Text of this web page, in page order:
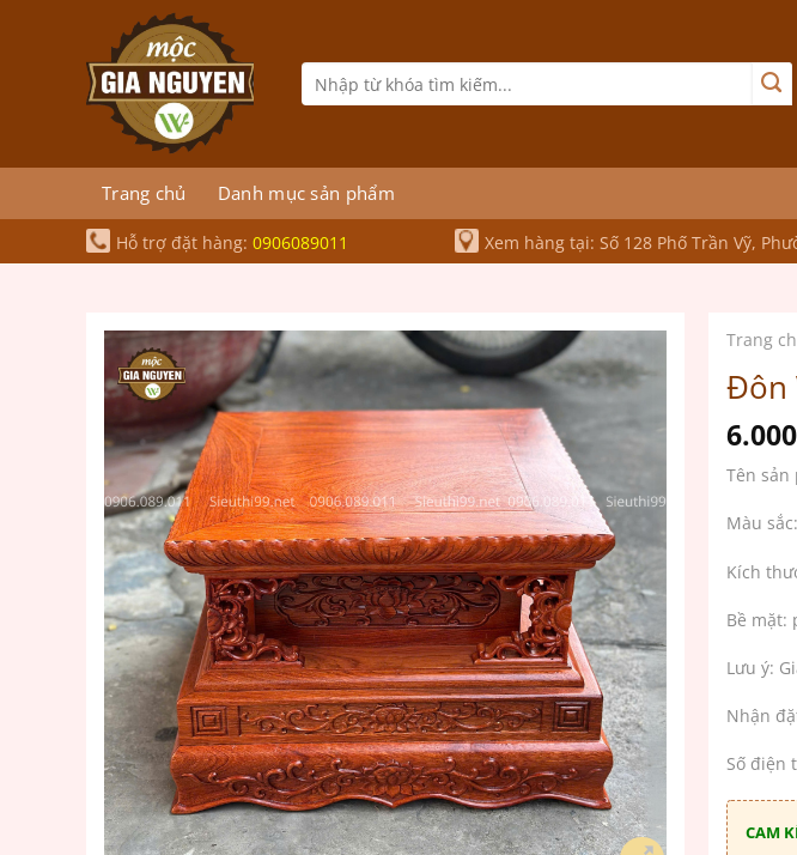
Tìm
kiếm:
Trang chủ Danh mục sản phẩm
Hỗ trợ đặt hàng: 0906089011 Xem hàng tại: Số 128 Phố Trần Vỹ,
Trang
Đôn
Tên sản
Màu
Kích
Bề mặt:
Lưu ý:
Nhận
Số điện
CAM